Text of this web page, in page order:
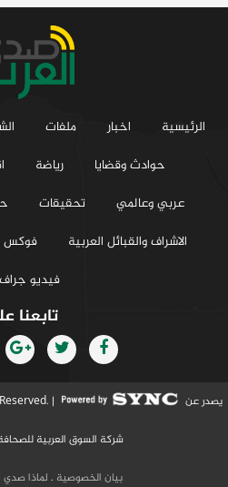
الرئيسية اخبار ملفات
حوادث وقضايا
رياضة
عربي وعالمي
تحقيقات
الاشراف والقبائل العربية
فوكس
فيديو جراف
تابعنا
| يصدر عن
شركة السوق العربية
بيان الخصوصية . لماذا صدي